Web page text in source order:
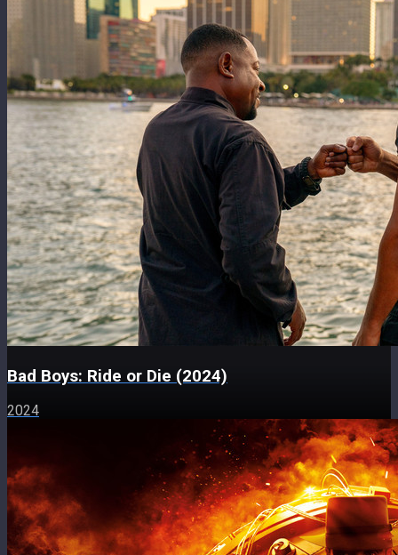
Bad Boys: Ride or Die (2024)
2024